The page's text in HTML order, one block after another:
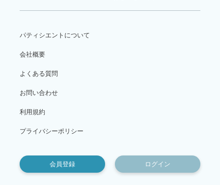
パティシエントについて
会社概要
よくある質問
お問い合わせ
利用規約
プライバシーポリシー
会員登録 ログイン